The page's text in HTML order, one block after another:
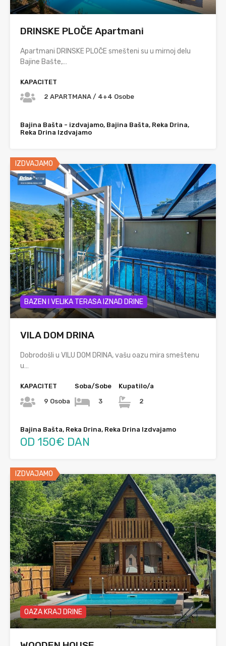
DRINSKE PLOČE Apartmani
Apartmani DRINSKE PLOČE smešteni su u mirnoj delu
Bajine Bašte,…
KAPACITET
2 APARTMANA / 4+4 Osobe
Bajina Bašta - izdvajamo, Bajina Bašta, Reka Drina,
Reka Drina Izdvajamo
IZDVAJAMO
BAZEN I VELIKA TERASA IZNAD DRINE
VILA DOM DRINA
Dobrodošli u VILU DOM DRINA, vašu oazu mira smeštenu
u…
KAPACITET
9 Osoba
Soba/Sobe
3
Kupatilo/a
2
Bajina Bašta, Reka Drina, Reka Drina Izdvajamo
OD 150€ DAN
IZDVAJAMO
OAZA KRAJ DRINE